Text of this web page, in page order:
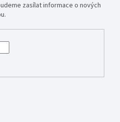
zasílat informace o nových